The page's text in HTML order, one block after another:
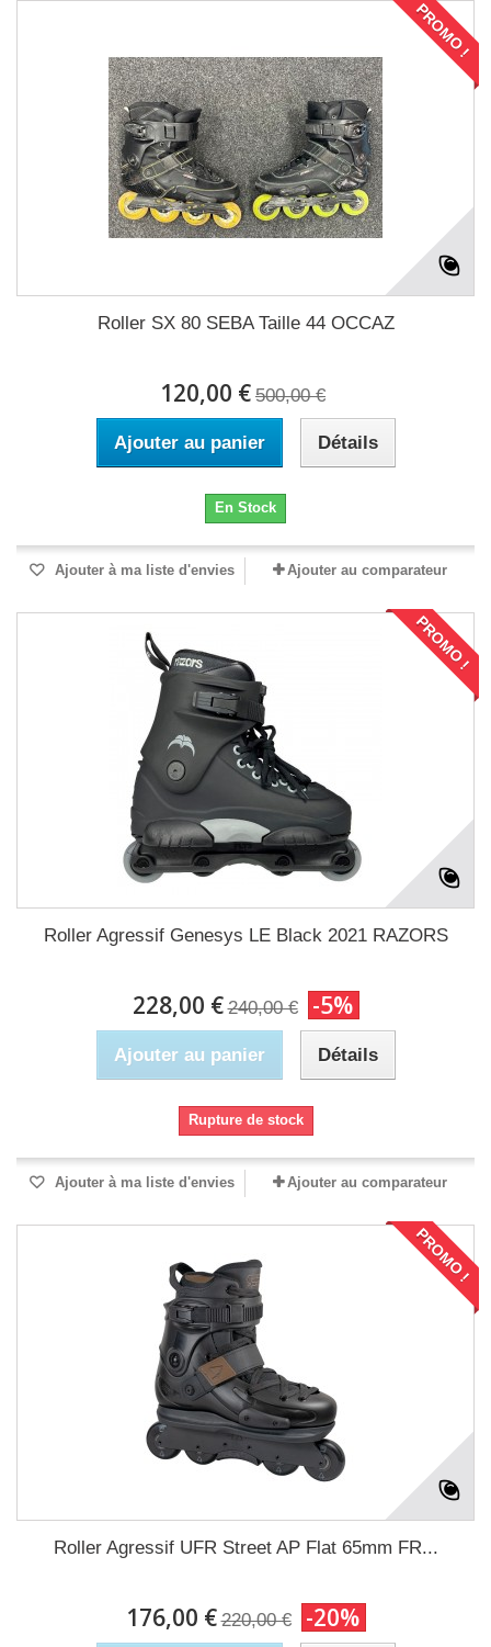
PROMO !
Roller SX 80 SEBA Taille 44 OCCAZ
120,00 € 500,00 €
Ajouter au panier Détails
En Stock
Ajouter à ma liste d'envies Ajouter au comparateur
PROMO !
Roller Agressif Genesys LE Black 2021 RAZORS
228,00 € 240,00 € -5%
Ajouter au panier Détails
Rupture de stock
Ajouter à ma liste d'envies Ajouter au comparateur
PROMO !
Roller Agressif UFR Street AP Flat 65mm FR...
176,00 € 220,00 € -20%